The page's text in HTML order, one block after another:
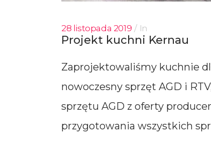
28 listopada 2019 In
Projekt kuchni Kernau
Zaprojektowaliśmy kuchnie
nowoczesny sprzęt AGD i
sprzętu AGD z oferty
przygotowania wszystkich